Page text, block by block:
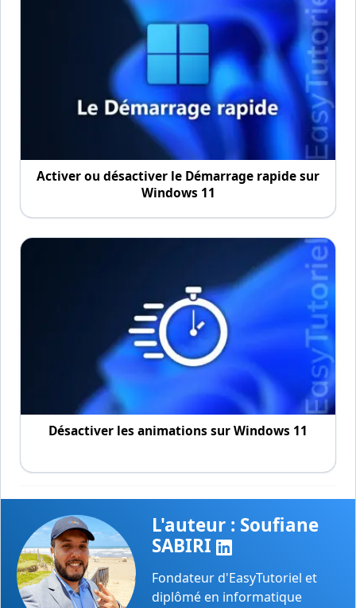
Activer ou désactiver le Démarrage rapide sur
Windows 11
Désactiver les animations sur Windows 11
L'auteur : Soufiane
SABIRI
Fondateur d'EasyTutoriel et
diplômé en informatique